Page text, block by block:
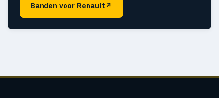
Banden voor Renault ↗